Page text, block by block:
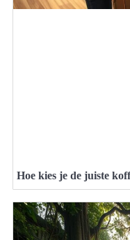
Hoe kies je de juiste